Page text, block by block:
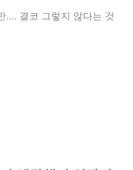
.... 결코 그렇지 않다는 것